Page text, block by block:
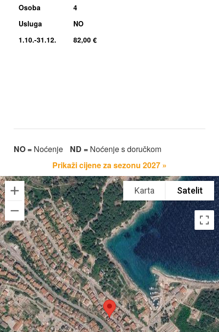
Osoba
4
Usluga
NO
1.10.-31.12.
82,00 €
NO = Noćenje ND = Noćenje s doručkom
Prikaži cijene za sezonu 2027 »
Karta Satelit